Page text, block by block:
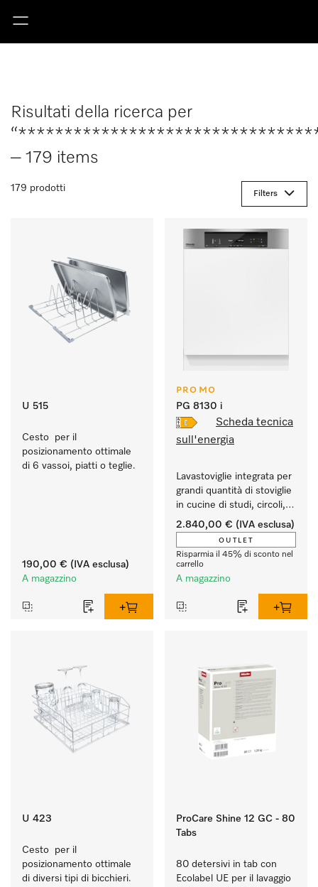
Risultati della ricerca per
– 179 items
179 prodotti
Filters
U 515
Cesto  per il
posizionamento ottimale
di 6 vassoi, piatti o teglie.
190,00 € (IVA esclusa)
A magazzino
PROMO
PG 8130 i
Scheda tecnica
sull'energia
Lavastoviglie integrata per
grandi quantità di stoviglie
in cucine di studi, circoli,
uffici ecc.
2.840,00 € (IVA esclusa)
OUTLET
Risparmia il 45% di sconto nel
carrello
A magazzino
U 423
Cesto  per il
posizionamento ottimale
di diversi tipi di bicchieri.
ProCare Shine 12 GC - 80
Tabs
80 detersivi in tab con
Ecolabel UE per il lavaggio